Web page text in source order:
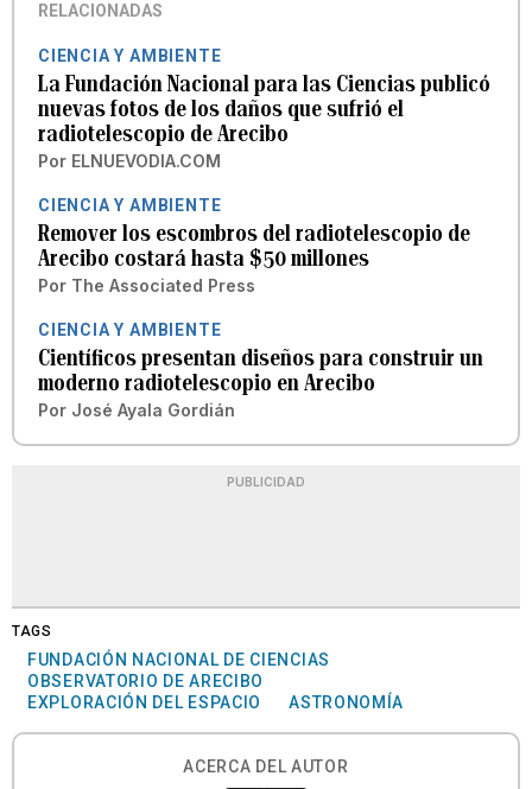
RELACIONADAS
CIENCIA Y AMBIENTE
La Fundación Nacional para las Ciencias publicó
nuevas fotos de los daños que sufrió el
radiotelescopio de Arecibo
Por ELNUEVODIA.COM
CIENCIA Y AMBIENTE
Remover los escombros del radiotelescopio de
Arecibo costará hasta $50 millones
Por The Associated Press
CIENCIA Y AMBIENTE
Científicos presentan diseños para construir un
moderno radiotelescopio en Arecibo
Por José Ayala Gordián
PUBLICIDAD
TAGS
FUNDACIÓN NACIONAL DE CIENCIAS
OBSERVATORIO DE ARECIBO
EXPLORACIÓN DEL ESPACIO
ASTRONOMÍA
ACERCA DEL AUTOR